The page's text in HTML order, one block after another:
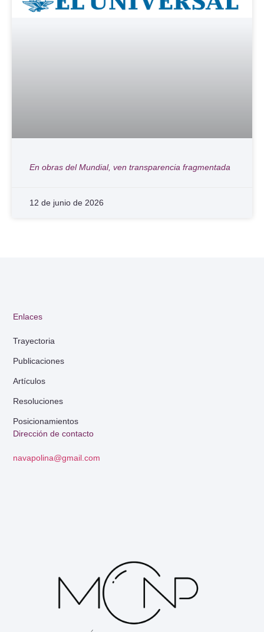
En obras del Mundial, ven transparencia fragmentada
12 de junio de 2026
Dirección de contacto
navapolina@gmail.com
Enlaces
Trayectoria
Publicaciones
Artículos
Resoluciones
Posicionamientos